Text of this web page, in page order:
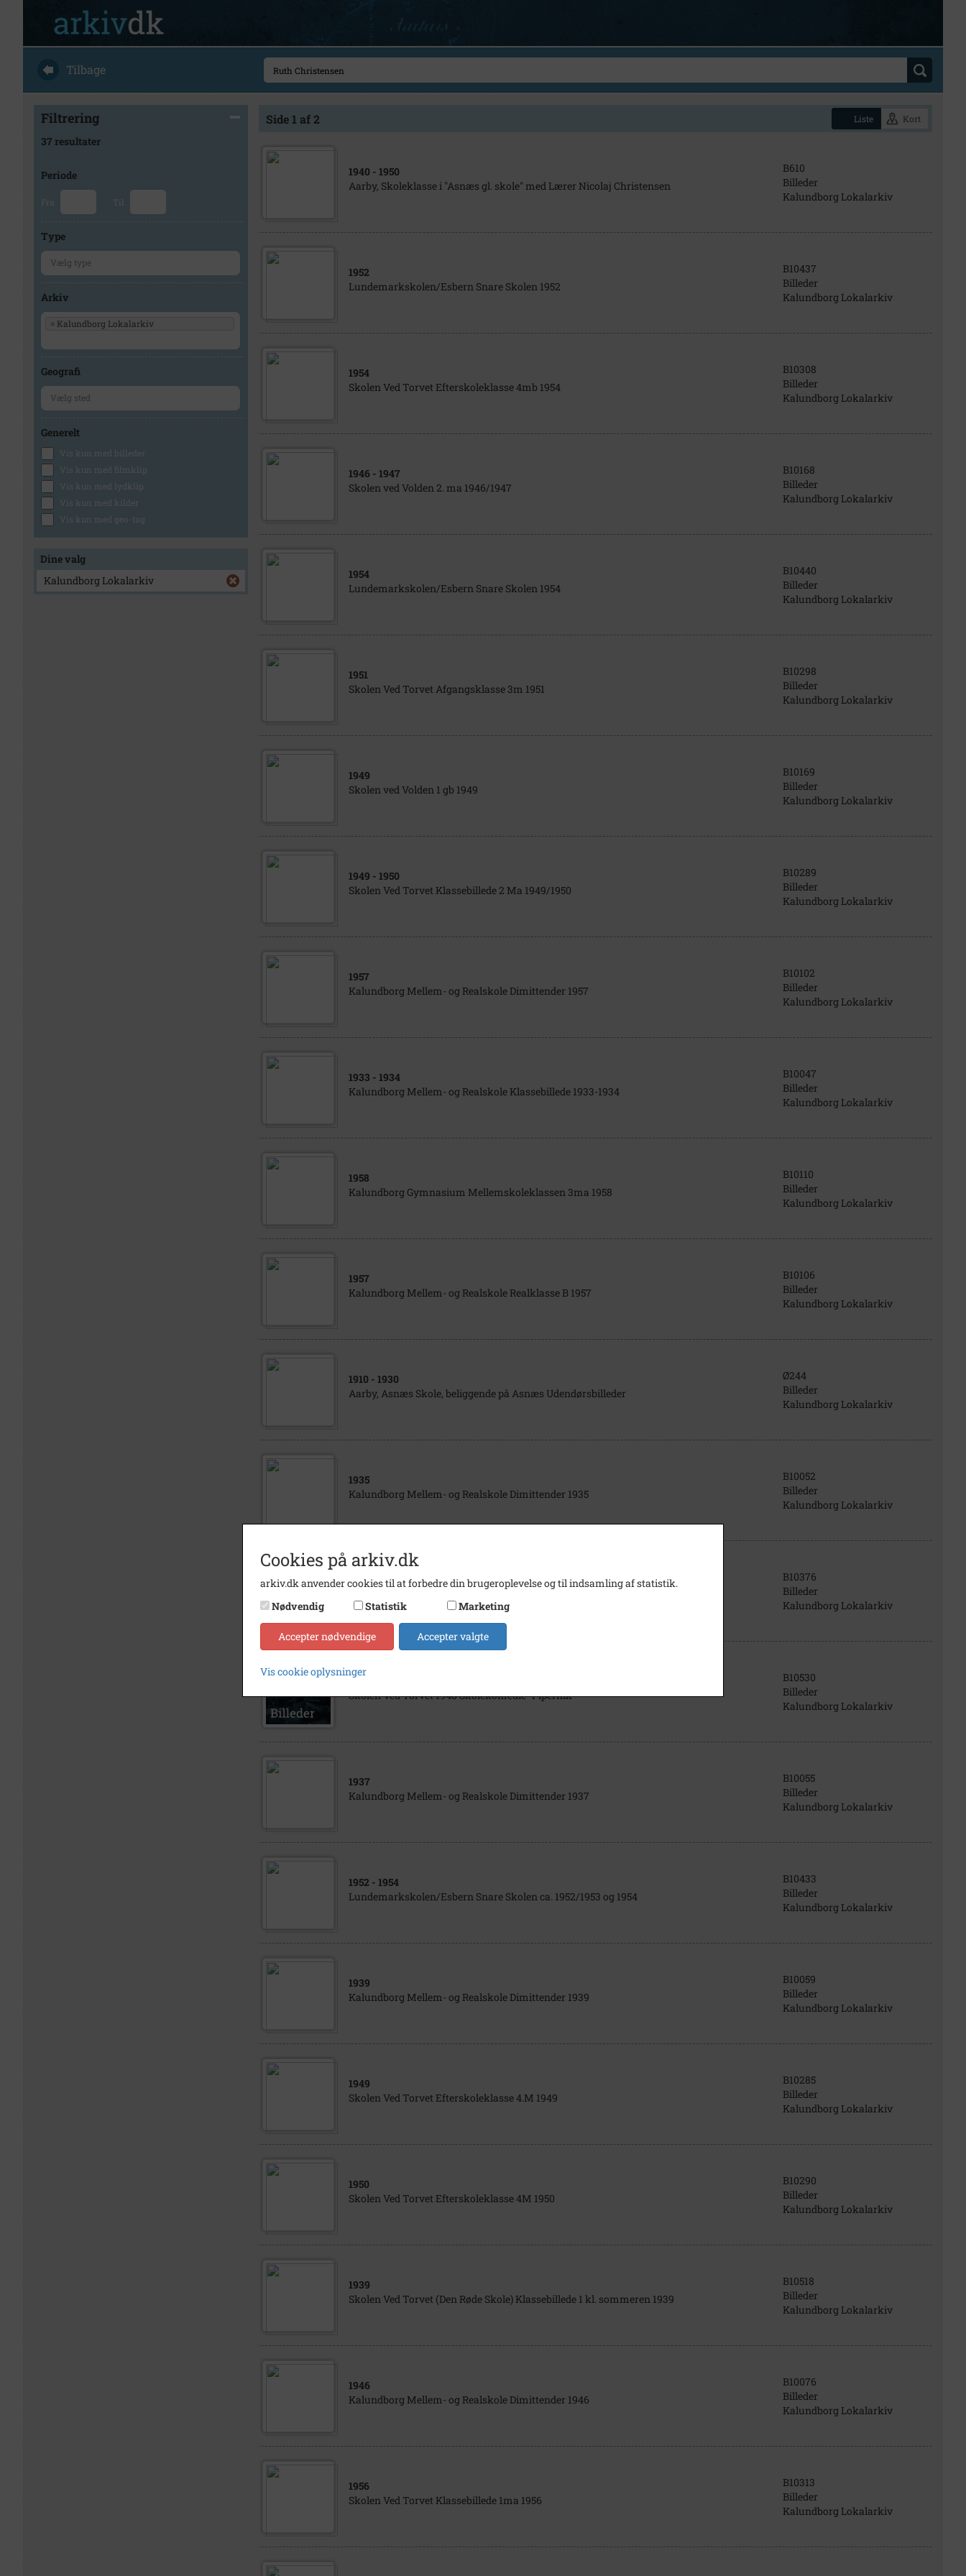
Tilbage
Filtrering
37 resultater
Periode
Fra Til
Type
Arkiv
× Kalundborg Lokalarkiv
Geografi
Generelt
Vis kun med billeder
Vis kun med filmklip
Vis kun med lydklip
Vis kun med kilder
Vis kun med geo-tag
Dine valg
Kalundborg Lokalarkiv
Side 1 af 2 Liste Kort
1940 - 1950
Aarby, Skoleklasse i "Asnæs gl. skole" med Lærer Nicolaj Christensen
B610
Billeder
Kalundborg Lokalarkiv
1952
Lundemarkskolen/Esbern Snare Skolen 1952
B10437
Billeder
Kalundborg Lokalarkiv
1954
Skolen Ved Torvet Efterskoleklasse 4mb 1954
B10308
Billeder
Kalundborg Lokalarkiv
1946 - 1947
Skolen ved Volden 2. ma 1946/1947
B10168
Billeder
Kalundborg Lokalarkiv
1954
Lundemarkskolen/Esbern Snare Skolen 1954
B10440
Billeder
Kalundborg Lokalarkiv
1951
Skolen Ved Torvet Afgangsklasse 3m 1951
B10298
Billeder
Kalundborg Lokalarkiv
1949
Skolen ved Volden 1 gb 1949
B10169
Billeder
Kalundborg Lokalarkiv
1949 - 1950
Skolen Ved Torvet Klassebillede 2 Ma 1949/1950
B10289
Billeder
Kalundborg Lokalarkiv
1957
Kalundborg Mellem- og Realskole Dimittender 1957
B10102
Billeder
Kalundborg Lokalarkiv
1933 - 1934
Kalundborg Mellem- og Realskole Klassebillede 1933-1934
B10047
Billeder
Kalundborg Lokalarkiv
1958
Kalundborg Gymnasium Mellemskoleklassen 3ma 1958
B10110
Billeder
Kalundborg Lokalarkiv
1957
Kalundborg Mellem- og Realskole Realklasse B 1957
B10106
Billeder
Kalundborg Lokalarkiv
1910 - 1930
Aarby, Asnæs Skole, beliggende på Asnæs Udendørsbilleder
Ø244
Billeder
Kalundborg Lokalarkiv
1935
Kalundborg Mellem- og Realskole Dimittender 1935
B10052
Billeder
Kalundborg Lokalarkiv
1968- 1969
B10376
Billeder
Kalundborg Lokalarkiv
1948
Skolen Ved Torvet 1948 Skolekomedie "Pipernik"
B10530
Billeder
Kalundborg Lokalarkiv
1937
Kalundborg Mellem- og Realskole Dimittender 1937
B10055
Billeder
Kalundborg Lokalarkiv
1952 - 1954
Lundemarkskolen/Esbern Snare Skolen ca. 1952/1953 og 1954
B10433
Billeder
Kalundborg Lokalarkiv
1939
Kalundborg Mellem- og Realskole Dimittender 1939
B10059
Billeder
Kalundborg Lokalarkiv
1949
Skolen Ved Torvet Efterskoleklasse 4.M 1949
B10285
Billeder
Kalundborg Lokalarkiv
1950
Skolen Ved Torvet Efterskoleklasse 4M 1950
B10290
Billeder
Kalundborg Lokalarkiv
1939
Skolen Ved Torvet (Den Røde Skole) Klassebillede 1 kl. sommeren 1939
B10518
Billeder
Kalundborg Lokalarkiv
1946
Kalundborg Mellem- og Realskole Dimittender 1946
B10076
Billeder
Kalundborg Lokalarkiv
1956
Skolen Ved Torvet Klassebillede 1ma 1956
B10313
Billeder
Kalundborg Lokalarkiv
Cookies på arkiv.dk
arkiv.dk anvender cookies til at forbedre din brugeroplevelse og til indsamling af statistik.
Nødvendig
Statistik Marketing
Accepter nødvendige Accepter valgte
Vis cookie oplysninger